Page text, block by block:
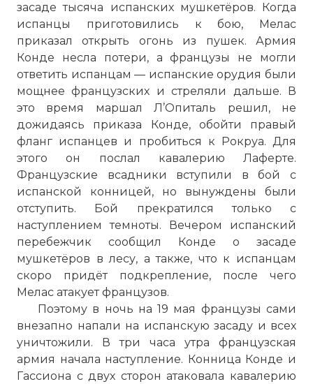
засаде тысяча испанских мушкетёров. Когда
испанцы приготовились к бою, Мелас
приказал открыть огонь из пушек. Армия
Конде несла потери, а французы не могли
ответить испанцам — испанские орудия были
мощнее французских и стреляли дальше. В
это время маршал Л’Опиталь решил, не
дожидаясь приказа Конде, обойти правый
фланг испанцев и пробиться к Рокруа. Для
этого он послал кавалерию Лаферте.
Французские всадники вступили в бой с
испанской конницей, но вынуждены были
отступить. Бой прекратился только с
наступлением темноты. Вечером испанский
перебежчик сообщил Конде о засаде
мушкетёров в лесу, а также, что к испанцам
скоро придёт подкрепление, после чего
Мелас атакует французов.
Поэтому в ночь на 19 мая французы сами
внезапно напали на испанскую засаду и всех
уничтожили. В три часа утра французская
армия начала наступление. Конница Конде и
Гассиона с двух сторон атаковала кавалерию